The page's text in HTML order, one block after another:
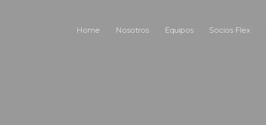
Home Nosotros Equipos Socios Flex